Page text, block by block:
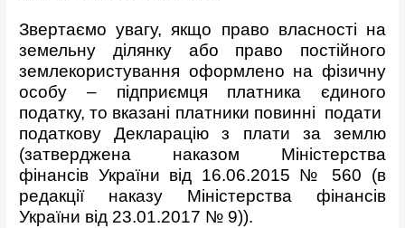
Звертаємо увагу, якщо право власності на
земельну ділянку або право постійного
землекористування оформлено на фізичну
особу – підприємця платника єдиного
податку, то вказані платники повинні подати
податкову Декларацію з плати за землю
(затверджена наказом Міністерства
фінансів України від 16.06.2015 № 560 (в
редакції наказу Міністерства фінансів
України від 23.01.2017 № 9)).